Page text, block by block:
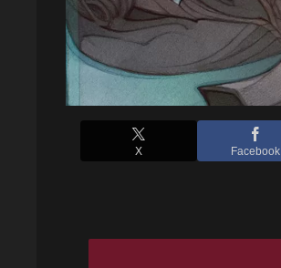
X Facebook